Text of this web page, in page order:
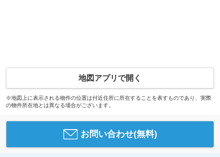
地図アプリで開く
※地図上に表示される物件の位置は付近住所に所在することを表すものであり、実際
の物件所在地とは異なる場合がございます。
お問い合わせ(無料)